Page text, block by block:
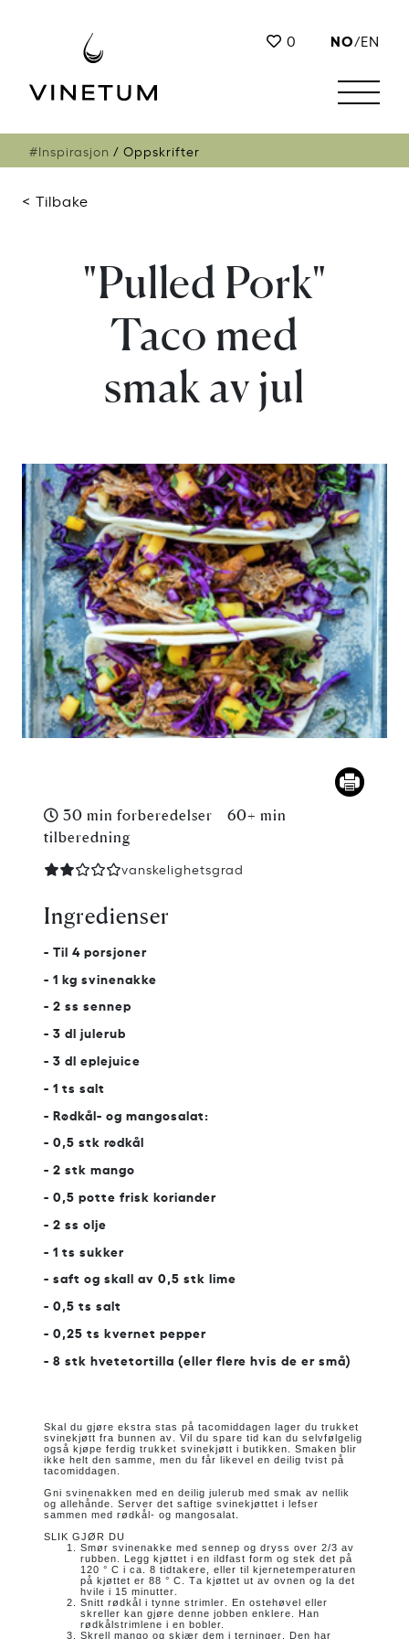
0 NO/EN
#Inspirasjon Oppskrifter
< Tilbake
"Pulled Pork"
Taco med
smak av jul
30 min forberedelser
60+ min
tilberedning
vanskelighetsgrad
Ingredienser
- Til 4 porsjoner
- 1 kg svinenakke
- 2 ss sennep
- 3 dl julerub
- 3 dl eplejuice
- 1 ts salt
- Rødkål- og mangosalat:
- 0,5 stk rødkål
- 2 stk mango
- 0,5 potte frisk koriander
- 2 ss olje
- 1 ts sukker
- saft og skall av 0,5 stk lime
- 0,5 ts salt
- 0,25 ts kvernet pepper
- 8 stk hvetetortilla (eller flere hvis de er små)
Skal du gjøre ekstra stas på tacomiddagen lager du trukket
svinekjøtt fra bunnen av. Vil du spare tid kan du selvfølgelig
også kjøpe ferdig trukket svinekjøtt i butikken. Smaken blir
ikke helt den samme, men du får likevel en deilig tvist på
tacomiddagen.
Gni svinenakken med en deilig julerub med smak av nellik
og allehånde. Server det saftige svinekjøttet i lefser
sammen med rødkål- og mangosalat.
SLIK GJØR DU
Smør svinenakke med sennep og dryss over 2/3 av
rubben. Legg kjøttet i en ildfast form og stek det på
120 ° C i ca. 8 tidtakere, eller til kjernetemperaturen
på kjøttet er 88 ° C. Ta kjøttet ut av ovnen og la det
hvile i 15 minutter.
Snitt rødkål i tynne strimler. En ostehøvel eller
skreller kan gjøre denne jobben enklere. Han
rødkålstrimlene i en bobler.
Skrell mango og skjær dem i terninger. Den har